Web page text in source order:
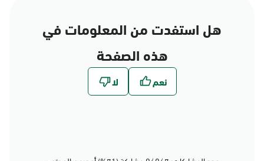
هل استفدت من المعلومات في
هذه الصفحة